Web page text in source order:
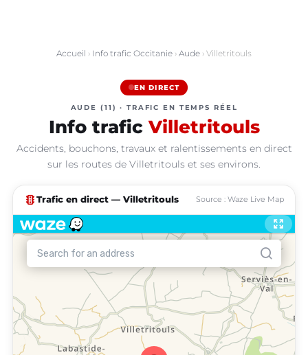
Accueil › Info trafic Occitanie › Aude › Villetritouls
EN DIRECT
AUDE (11) · TRAFIC EN TEMPS RÉEL
Info trafic Villetritouls
Accidents, bouchons, travaux et ralentissements en direct
sur les routes de Villetritouls et ses environs.
traffic Trafic en direct — Villetritouls Source : Waze Live Map